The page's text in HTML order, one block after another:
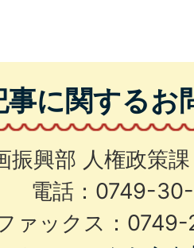
事に関するお
振興部 人権政策
電話：0749-
ァックス：